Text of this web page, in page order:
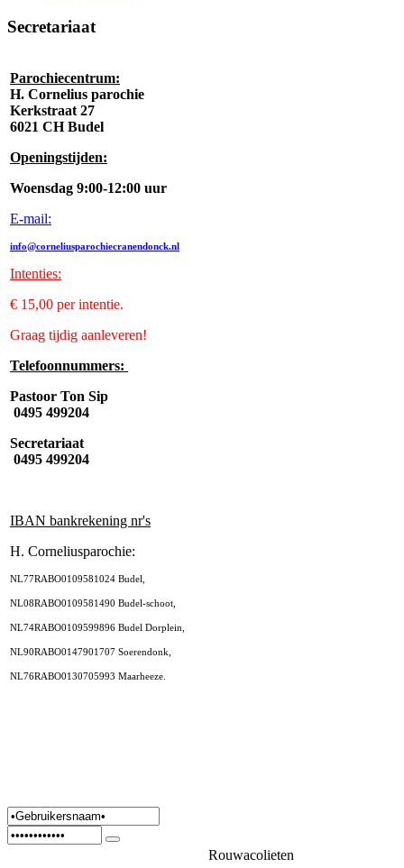
Secretariaat
Parochiecentrum:
H. Cornelius parochie
Kerkstraat 27
6021 CH Budel
Openingstijden:
Woensdag 9:00-12:00 uur
E-mail:
info@corneliusparochiecranendonck.nl
Intenties:
€ 15,00 per intentie.
Graag tijdig aanleveren!
Telefoonnummers:
Pastoor Ton Sip
0495 499204
Secretariaat
0495 499204
IBAN bankrekening nr's
H. Corneliusparochie:
NL77RABO0109581024 Budel,
NL08RABO0109581490 Budel-schoot,
NL74RABO0109599896 Budel Dorplein,
NL90RABO0147901707 Soerendonk,
NL76RABO0130705993 Maarheeze.
Rouwacolieten